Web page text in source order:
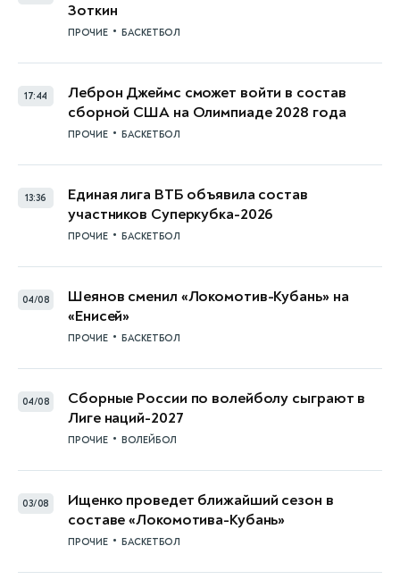
Зоткин
ПРОЧИЕ • БАСКЕТБОЛ
17:44
Леброн Джеймс сможет войти в состав
сборной США на Олимпиаде 2028 года
ПРОЧИЕ • БАСКЕТБОЛ
13:36
Единая лига ВТБ объявила состав
участников Суперкубка-2026
ПРОЧИЕ • БАСКЕТБОЛ
04/08
Шеянов сменил «Локомотив-Кубань» на
«Енисей»
ПРОЧИЕ • БАСКЕТБОЛ
04/08
Сборные России по волейболу сыграют в
Лиге наций-2027
ПРОЧИЕ • ВОЛЕЙБОЛ
03/08
Ищенко проведет ближайший сезон в
составе «Локомотива-Кубань»
ПРОЧИЕ • БАСКЕТБОЛ